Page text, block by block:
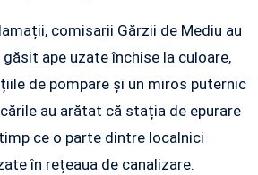
comisarii Gărzii de Mediu au
găsit ape uzate închise la culoare,
de pompare și un miros puternic
au arătat că stația de epurare
ce o parte dintre localnici
în rețeaua de canalizare.